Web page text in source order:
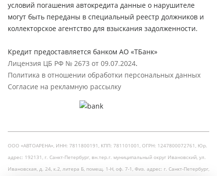
условий погашения автокредита данные о нарушителе
могут быть переданы в специальный реестр должников и
коллекторское агентство для взыскания задолженности.
Кредит предоставляется банком АО «ТБанк»
Лицензия ЦБ РФ № 2673 от 09.07.2024.
Политика в отношении обработки персональных данных
Согласие на рекламную рассылку
ООО «АВТОАРЕНА», ИНН: 7811800191, КПП: 781101001, ОГРН: 1247800072761, Юр.
адрес: 192131, г. Санкт-Петербург, вн.тер.г. муниципальный округ Ивановский, ул.
Ивановская, д. 24, к.2, литера Б, помещ. 1-Н, оф. 7-1, Физ. адрес: г. Санкт-Петербург,